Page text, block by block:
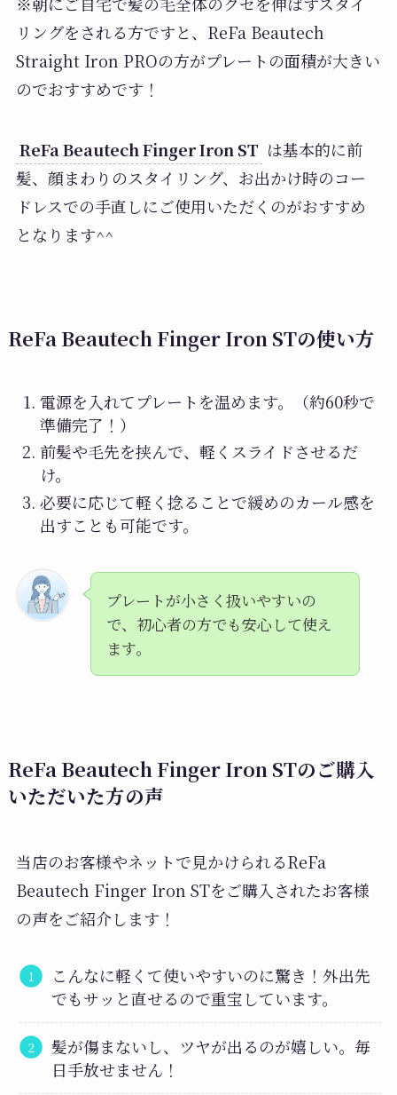
リングをされる方ですと、ReFa Beautech
Straight Iron PROの方がプレートの面積が大きい
のでおすすめです！
ReFa Beautech Finger Iron ST は基本的に前
髪、顔まわりのスタイリング、お出かけ時のコー
ドレスでの手直しにご使用いただくのがおすすめ
となります^^
ReFa Beautech Finger Iron STの使い方
電源を入れてプレートを温めます。（約60秒で
準備完了！）
前髪や毛先を挟んで、軽くスライドさせるだ
け。
必要に応じて軽く捻ることで緩めのカール感を
出すことも可能です。
プレートが小さく扱いやすいの
で、初心者の方でも安心して使え
ます。
ReFa Beautech Finger Iron STのご購入
いただいた方の声
当店のお客様やネットで見かけられるReFa
Beautech Finger Iron STをご購入されたお客様
の声をご紹介します！
こんなに軽くて使いやすいのに驚き！外出先
でもサッと直せるので重宝しています。
髪が傷まないし、ツヤが出るのが嬉しい。毎
日手放せません！